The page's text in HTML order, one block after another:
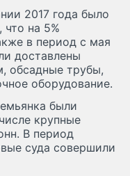
2017 года было
что на 5%
в период с мая
доставлены
обсадные трубы,
оборудование.
были
крупные
В период
суда совершили